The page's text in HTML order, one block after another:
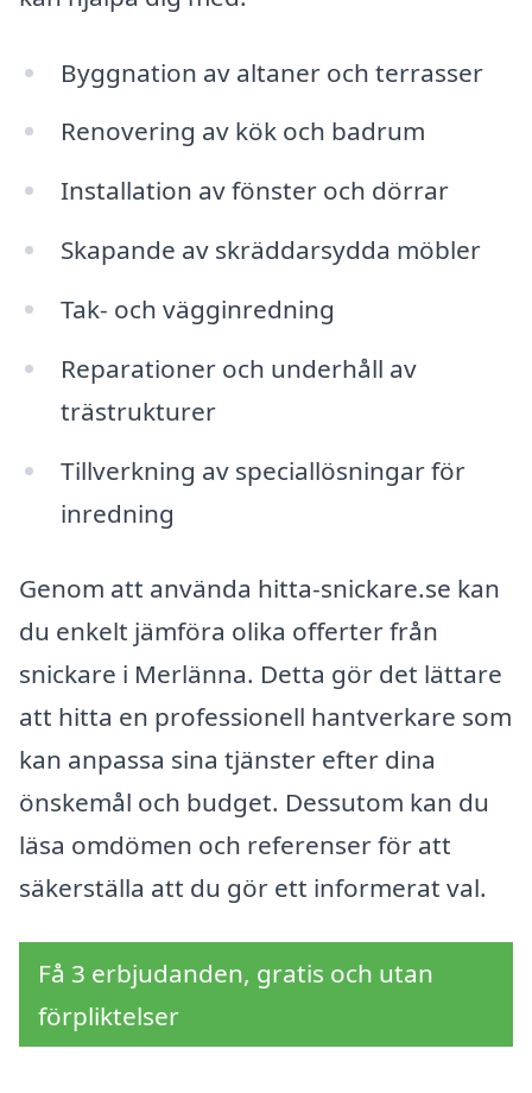
Byggnation av altaner och terrasser
Renovering av kök och badrum
Installation av fönster och dörrar
Skapande av skräddarsydda möbler
Tak- och vägginredning
Reparationer och underhåll av
trästrukturer
Tillverkning av speciallösningar för
inredning
Genom att använda hitta-snickare.se kan
du enkelt jämföra olika offerter från
snickare i Merlänna. Detta gör det lättare
att hitta en professionell hantverkare som
kan anpassa sina tjänster efter dina
önskemål och budget. Dessutom kan du
läsa omdömen och referenser för att
säkerställa att du gör ett informerat val.
Få 3 erbjudanden, gratis och utan
förpliktelser